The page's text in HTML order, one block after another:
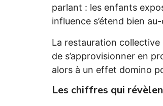
parlant : les enfants
influence s’étend bien
La restauration collective
de s’approvisionner en
alors à un effet domino
Les chiffres qui